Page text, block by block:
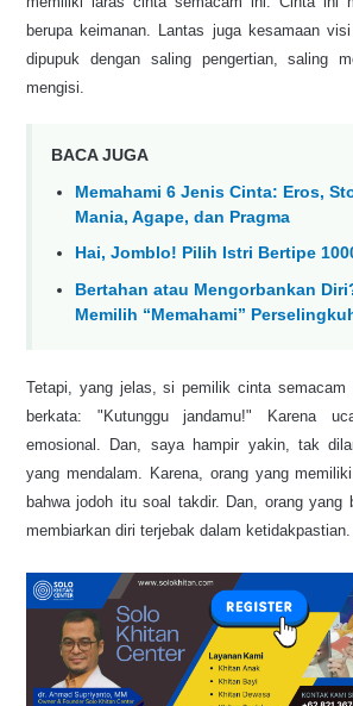
berupa keimanan. Lantas juga kesamaan
dipupuk dengan saling pengertian, saling
mengisi.
BACA JUGA
Memahami 6 Jenis Cinta: Eros,
Mania, Agape, dan Pragma
Hai, Jomblo! Pilih Istri Bertipe
Bertahan atau Mengorbankan
Memilih “Memahami”
Tetapi, yang jelas, si pemilik cinta
berkata: "Kutunggu jandamu!" Karena
emosional. Dan, saya hampir yakin, tak
yang mendalam. Karena, orang yang
bahwa jodoh itu soal takdir. Dan, orang yang
membiarkan diri terjebak dalam